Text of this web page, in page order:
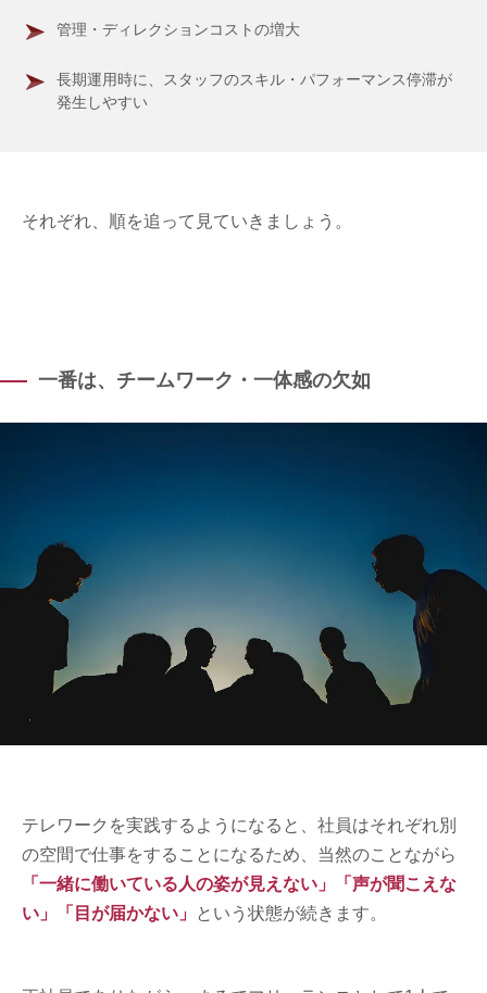
管理・ディレクションコストの増大
長期運用時に、スタッフのスキル・パフォーマンス停滞が
発生しやすい
それぞれ、順を追って見ていきましょう。
一番は、チームワーク・一体感の欠如
テレワークを実践するようになると、社員はそれぞれ別
の空間で仕事をすることになるため、当然のことながら
「一緒に働いている人の姿が見えない」「声が聞こえな
い」「目が届かない」 という状態が続きます。